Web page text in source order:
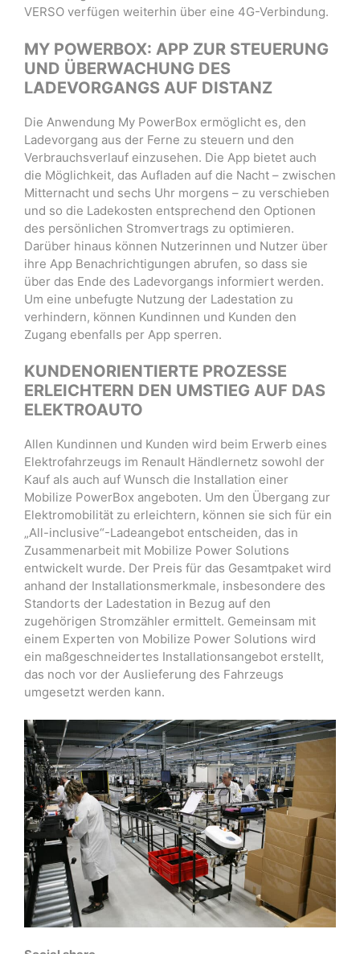
VERSO verfügen weiterhin über eine 4G-Verbindung.
MY POWERBOX: APP ZUR STEUERUNG
UND ÜBERWACHUNG DES
LADEVORGANGS AUF DISTANZ
Die Anwendung My PowerBox ermöglicht es, den
Ladevorgang aus der Ferne zu steuern und den
Verbrauchsverlauf einzusehen. Die App bietet auch
die Möglichkeit, das Aufladen auf die Nacht – zwischen
Mitternacht und sechs Uhr morgens – zu verschieben
und so die Ladekosten entsprechend den Optionen
des persönlichen Stromvertrags zu optimieren.
Darüber hinaus können Nutzerinnen und Nutzer über
ihre App Benachrichtigungen abrufen, so dass sie
über das Ende des Ladevorgangs informiert werden.
Um eine unbefugte Nutzung der Ladestation zu
verhindern, können Kundinnen und Kunden den
Zugang ebenfalls per App sperren.
KUNDENORIENTIERTE PROZESSE
ERLEICHTERN DEN UMSTIEG AUF DAS
ELEKTROAUTO
Allen Kundinnen und Kunden wird beim Erwerb eines
Elektrofahrzeugs im Renault Händlernetz sowohl der
Kauf als auch auf Wunsch die Installation einer
Mobilize PowerBox angeboten. Um den Übergang zur
Elektromobilität zu erleichtern, können sie sich für ein
„All-inclusive“-Ladeangebot entscheiden, das in
Zusammenarbeit mit Mobilize Power Solutions
entwickelt wurde. Der Preis für das Gesamtpaket wird
anhand der Installationsmerkmale, insbesondere des
Standorts der Ladestation in Bezug auf den
zugehörigen Stromzähler ermittelt. Gemeinsam mit
einem Experten von Mobilize Power Solutions wird
ein maßgeschneidertes Installationsangebot erstellt,
das noch vor der Auslieferung des Fahrzeugs
umgesetzt werden kann.